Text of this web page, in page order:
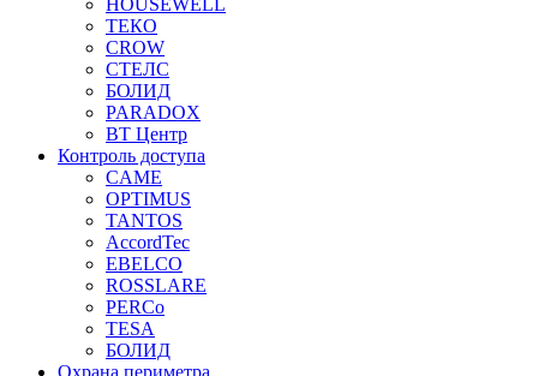
ТЕКО
CROW
СТЕЛС
БОЛИД
PARADOX
ВТ Центр
Контроль доступа
CAME
OPTIMUS
TANTOS
AccordTec
EBELCO
ROSSLARE
PERCo
TESA
БОЛИД
Охрана периметра